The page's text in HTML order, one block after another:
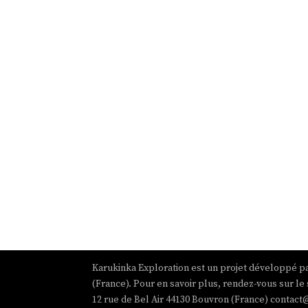
Karukinka Exploration est un projet développé
(France). Pour en savoir plus, rendez-vous sur
12 rue de Bel Air 44130 Bouvron (France)